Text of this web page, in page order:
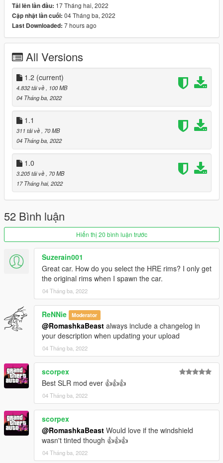
Added separate painting of the interior stitching and calipers.
Added original rims separately.
Added Vehfuncs working parts, wipers and auto spoiler.
(requires Vehfuncs V https://www.gta5-
1.2
Added version without windshield tinting.
--------------------------------------------------------------------------------
------------
Installation:
Go to: GTAV\mods\update\update.rpf\common\data
Extract dlclist.xml and add this line:
dlcpacks:\slr\
Go to: GTAV\mods\update\x64\dlcpacks
and make a folder called slr
add the included dlc.rpf file
Tải lên lần đầu: 17 Tháng hai, 2022
Cập nhật lần cuối: 04 Tháng ba, 2022
Last Downloaded: 7 hours ago
All Versions
1.2 (current)
4.832 tải về
, 100 MB
04 Tháng ba, 2022
1.1
311 tải về
, 70 MB
04 Tháng ba, 2022
1.0
3.205 tải về
, 70 MB
17 Tháng hai, 2022
52 Bình luận
Hiển thị 20 bình luận trước
Suzerain001
Great car. How do you select the HRE rims? I only get
the original rims when I spawn the car.
04 Tháng ba, 2022
ReNNie Moderator
@RomashkaBeast always include a changelog in
your description when updating your upload
04 Tháng ba, 2022
scorpex
Best SLR mod ever 👍👍👍
04 Tháng ba, 2022
scorpex
@RomashkaBeast Would love if the windshield
wasn't tinted though 👍👍👍
04 Tháng ba, 2022